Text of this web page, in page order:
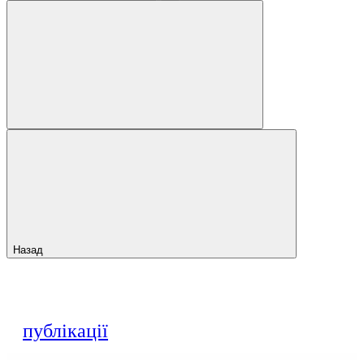
Назад
публікації